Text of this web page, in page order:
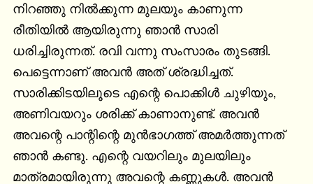
നിറഞ്ഞു നിൽക്കുന്ന മുലയും കാണുന്ന
രീതിയിൽ ആയിരുന്നു ഞാൻ സാരി
ധരിച്ചിരുന്നത്. രവി വന്നു സംസാരം തുടങ്ങി.
പെട്ടെന്നാണ് അവൻ അത് ശ്രദ്ധിച്ചത്.
സാരിക്കിടയിലൂടെ എന്റെ പൊക്കിൾ ചുഴിയും,
അണിവയറും ശരിക്ക് കാണാനുണ്ട്. അവൻ
അവന്റെ പാന്റിന്റെ മുൻഭാഗത്ത് അമർത്തുന്നത്
ഞാൻ കണ്ടു. എന്റെ വയറിലും മുലയിലും
മാത്രമായിരുന്നു അവന്റെ കണ്ണുകൾ. അവൻ